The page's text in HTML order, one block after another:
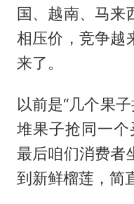
国、越南、马来
相压价，竞争越
来了。
以前是“几个果
堆果子抢同一个
最后咱们消费者
到新鲜榴莲，简